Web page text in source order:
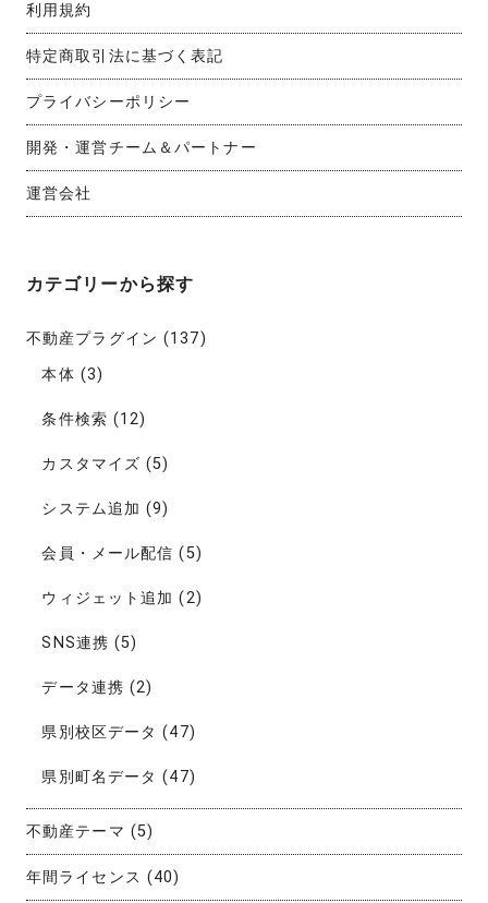
利用規約
特定商取引法に基づく表記
プライバシーポリシー
開発・運営チーム＆パートナー
運営会社
カテゴリーから探す
不動産プラグイン (137)
本体 (3)
条件検索 (12)
カスタマイズ (5)
システム追加 (9)
会員・メール配信 (5)
ウィジェット追加 (2)
SNS連携 (5)
データ連携 (2)
県別校区データ (47)
県別町名データ (47)
不動産テーマ (5)
年間ライセンス (40)